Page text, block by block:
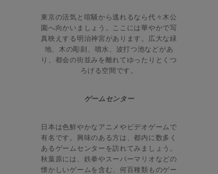
東京の活気と喧騒から逃れるなら代々木公
園へ向かいましょう。ここには華やかで写
真映えする明治神宮があります。広大な緑
地、木の彫刻、噴水、波打つ池などがあ
り、都会の街並みを離れてゆったりとくつ
ろげる空間です。
ゲームセンター
日本は色鮮やかなアニメやビデオゲームで
有名です。興味のある方は、都内に数多く
あるゲームセンターを訪れてみましょう。
秋葉原には、鉄拳やスーパーマリオなどの
懐かしいゲームを含む、何百種類ものゲー